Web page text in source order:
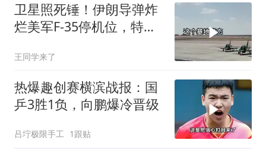
卫星照死锤！伊朗导弹炸
烂美军F-35停机位，特朗
王同学来了
热爆趣创赛横滨战报：国
乒3胜1负，向鹏爆冷晋级
吕坾极限手工 1跟贴